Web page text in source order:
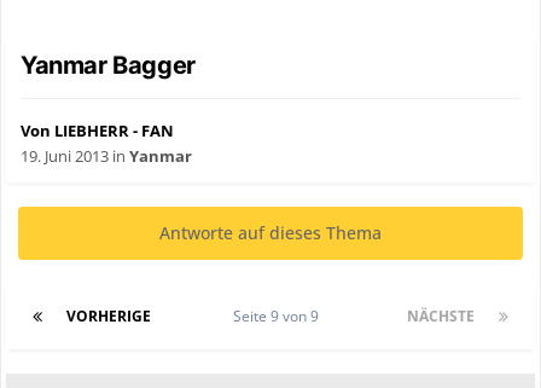
Yanmar Bagger
Von LIEBHERR - FAN
19. Juni 2013 in Yanmar
Antworte auf dieses Thema
VORHERIGE NÄCHSTE
Seite 9 von 9